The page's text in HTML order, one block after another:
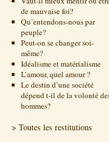
de mauvaise foi?
Qu’entendons-nous par
peuple?
Peut-on se changer soi-
même?
Idéalisme et matérialisme
L’amour, quel amour ?
Le destin d’une société
dépend t-il de la volonté
hommes?
> Toutes les restitutions